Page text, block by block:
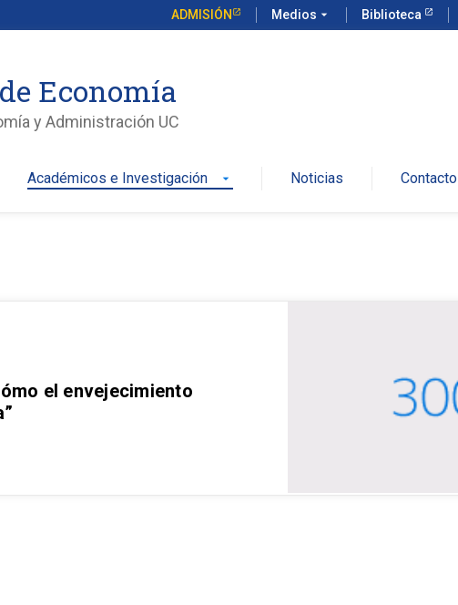
ADMISIÓN Medios arrow_drop_down Biblioteca
Economía
y Administración UC
Académicos e Investigación arrow_drop_down Noticias Contacto
el envejecimiento